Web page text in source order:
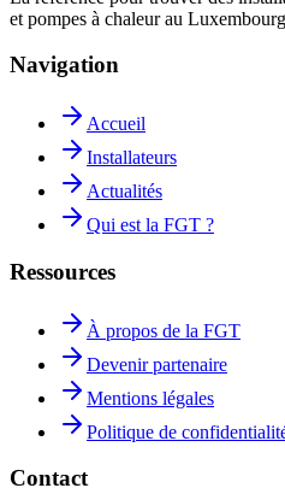
et pompes à chaleur au
Navigation
Accueil
Installateurs
Actualités
Qui est la FGT ?
Ressources
À propos de la FGT
Devenir partenaire
Mentions légales
Politique de
Contact